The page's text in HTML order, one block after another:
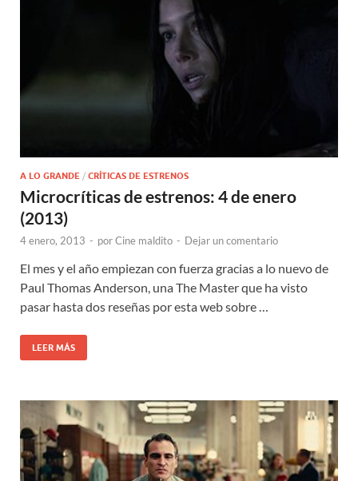
A LO GRANDE / CRÍTICAS DE ESTRENOS
Microcríticas de estrenos: 4 de enero
(2013)
4 enero, 2013 - porCine maldito - Dejar un comentario
El mes y el año empiezan con fuerza gracias a lo nuevo de
Paul Thomas Anderson, una The Master que ha visto
pasar hasta dos reseñas por esta web sobre …
LEER MÁS